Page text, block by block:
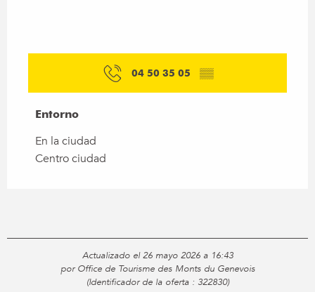
04 50 35 05 ▒▒
Entorno
Entorno
En la ciudad
Centro ciudad
Actualizado el 26 mayo 2026 a 16:43
por Office de Tourisme des Monts du Genevois
(Identificador de la oferta : 322830)